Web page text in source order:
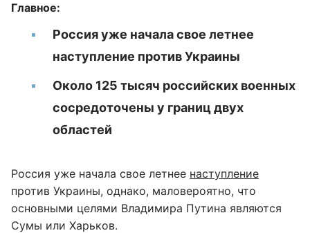
Главное:
Россия уже начала свое летнее
наступление против Украины
Около 125 тысяч российских военных
сосредоточены у границ двух
областей
Россия уже начала свое летнее наступление
против Украины, однако, маловероятно, что
основными целями Владимира Путина являются
Сумы или Харьков.